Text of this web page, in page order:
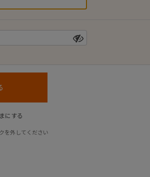
にする
を外してください